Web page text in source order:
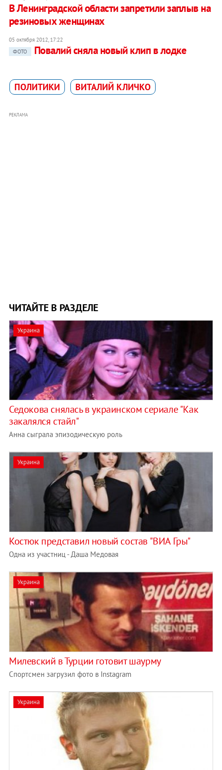
В Ленинградской области запретили заплыв на
резиновых женщинах
05 октября 2012, 17:22
ФОТО
Повалий сняла новый клип в лодке
ПОЛИТИКИ ВИТАЛИЙ КЛИЧКО
РЕКЛАМА
ЧИТАЙТЕ В РАЗДЕЛЕ
Украина
Седокова снялась в украинском сериале "Как
закалялся стайл"
Анна сыграла эпизодическую роль
Украина
Костюк представил новый состав "ВИА Гры"
Одна из участниц - Даша Медовая
Украина
Милевский в Турции готовит шаурму
Спортсмен загрузил фото в Instagram
Украина